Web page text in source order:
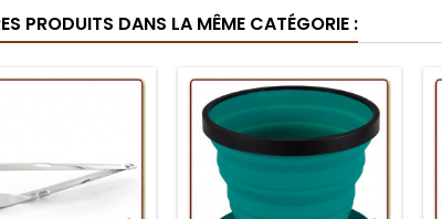
le titane
robuste et très
Un seul couvert randonnée
légère, associant cuillère et
PRODUITS DANS LA MÊME CATÉGORIE :